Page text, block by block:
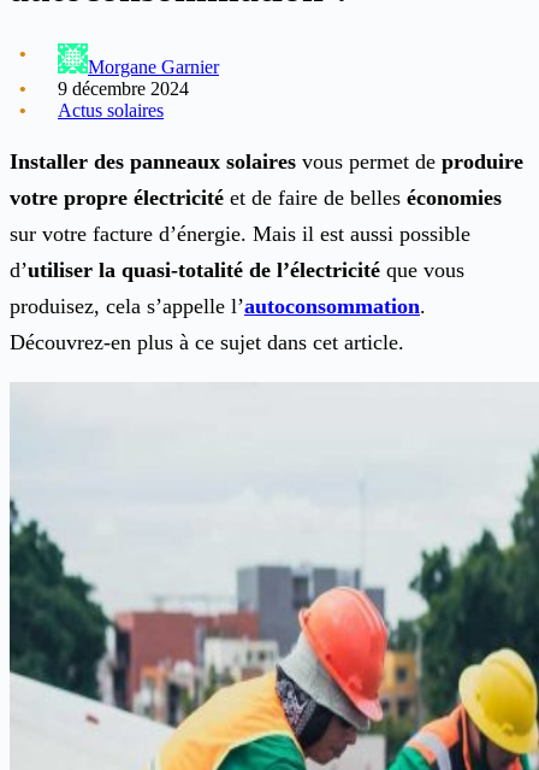
Morgane Garnier
9 décembre 2024
Actus solaires
Installer des panneaux solaires vous permet de produire
votre propre électricité et de faire de belles économies
sur votre facture d’énergie. Mais il est aussi possible
d’utiliser la quasi-totalité de l’électricité que vous
produisez, cela s’appelle l’autoconsommation.
Découvrez-en plus à ce sujet dans cet article.